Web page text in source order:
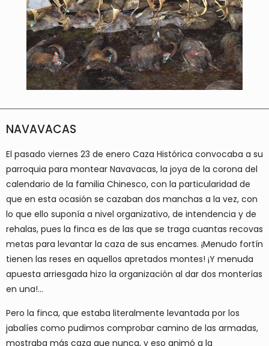
NAVAVACAS
El pasado viernes 23 de enero Caza Histórica convocaba a su
parroquia para montear Navavacas, la joya de la corona del
calendario de la familia Chinesco, con la particularidad de
que en esta ocasión se cazaban dos manchas a la vez, con
lo que ello suponía a nivel organizativo, de intendencia y de
rehalas, pues la finca es de las que se traga cuantas recovas
metas para levantar la caza de sus encames. ¡Menudo fortín
tienen las reses en aquellos apretados montes! ¡Y menuda
apuesta arriesgada hizo la organización al dar dos monterías
en una!…
Pero la finca, que estaba literalmente levantada por los
jabalíes como pudimos comprobar camino de las armadas,
mostraba más caza que nunca, y eso animó a la